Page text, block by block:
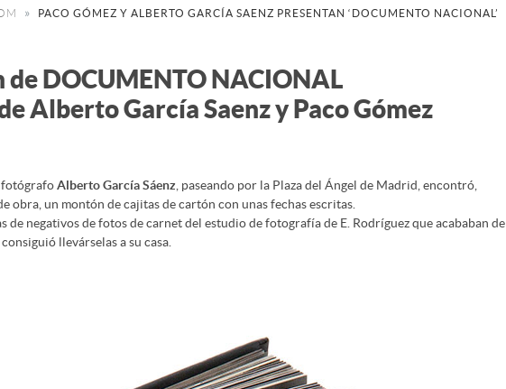
PACO GÓMEZ Y ALBERTO GARCÍA SAENZ PRESENTAN ‘DOCUMENTO NACIONAL’
DOCUMENTO NACIONAL
Alberto García Saenz y Paco Gómez
fotógrafoAlberto García Sáenz , paseando por la Plaza del Ángel de Madrid, encontró,
obra, un montón de cajitas de cartón con unas fechas escritas.
de negativos de fotos de carnet del estudio de fotografía de E. Rodríguez que acababan de
llevárselas a su casa.